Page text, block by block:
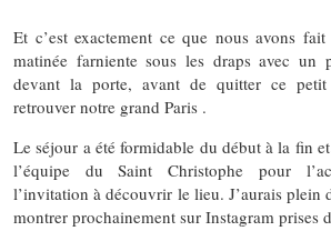
Et c’est exactement ce que nous avons
matinée farniente sous les draps avec un
devant la porte, avant de quitter ce
retrouver notre grand Paris .
Le séjour a été formidable du début à la fin
l’équipe du Saint Christophe pour
l’invitation à découvrir le lieu. J’aurais plein
montrer prochainement sur Instagram prises